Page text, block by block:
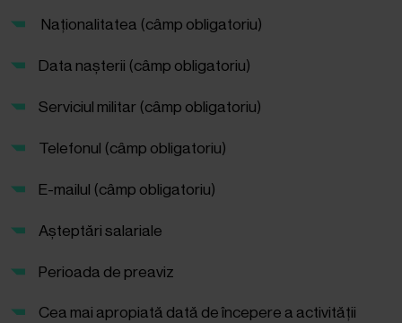
Naționalitatea (câmp obligatoriu)
Data nașterii (câmp obligatoriu)
Serviciul militar (câmp obligatoriu)
Telefonul (câmp obligatoriu)
E-mailul (câmp obligatoriu)
Așteptări salariale
Perioada de preaviz
Cea mai apropiată dată de începere a activității